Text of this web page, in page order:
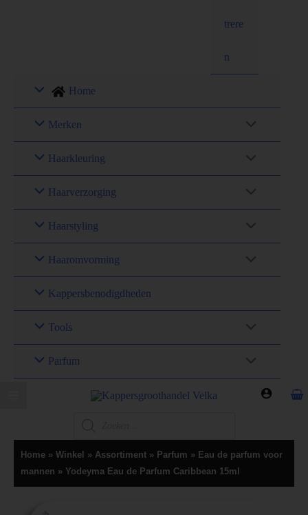
trere
n
Home
Merken
Haarkleuring
Haarverzorging
Haarstyling
Haaromvorming
Kappersbenodigdheden
Tools
Parfum
Home » Winkel » Assortiment » Parfum » Eau de parfum voor
mannen » Yodeyma Eau de Parfum Caribbean 15ml